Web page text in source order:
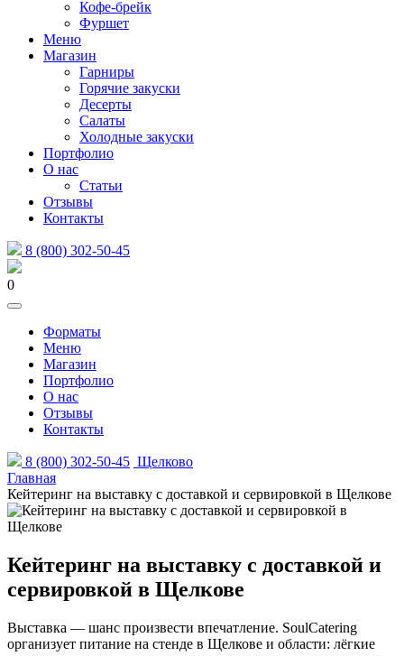
Кофе-брейк
Фуршет
Меню
Магазин
Гарниры
Горячие закуски
Десерты
Салаты
Холодные закуски
Портфолио
О нас
Статьи
Отзывы
Контакты
8 (800) 302-50-45
0
Форматы
Меню
Магазин
Портфолио
О нас
Отзывы
Контакты
8 (800) 302-50-45 Щелково
Главная
Кейтеринг на выставку с доставкой и сервировкой в Щелкове
Кейтеринг на выставку с доставкой и
сервировкой в Щелкове
Выставка — шанс произвести впечатление. SoulCatering
организует питание на стенде в Щелкове и области: лёгкие